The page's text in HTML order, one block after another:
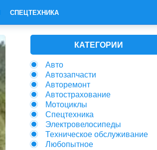
СПЕЦТЕХНИКА
КАТЕГОРИИ
Авто
Автозапчасти
Авторемонт
Автострахование
Мотоциклы
Спецтехника
Электровелосипеды
Техническое обслуживание
Любопытное